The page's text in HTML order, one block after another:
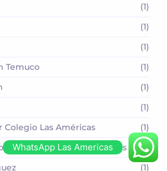
(1)
(1)
(1)
Temuco
(1)
(1)
(1)
Las Américas
(1)
Básico Colegio Las Américas
(1)
(1)
WhatsApp Las Americas